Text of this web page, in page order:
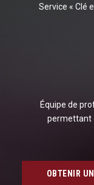
Service « Clé
Équipe de
permettant
OBTENIR